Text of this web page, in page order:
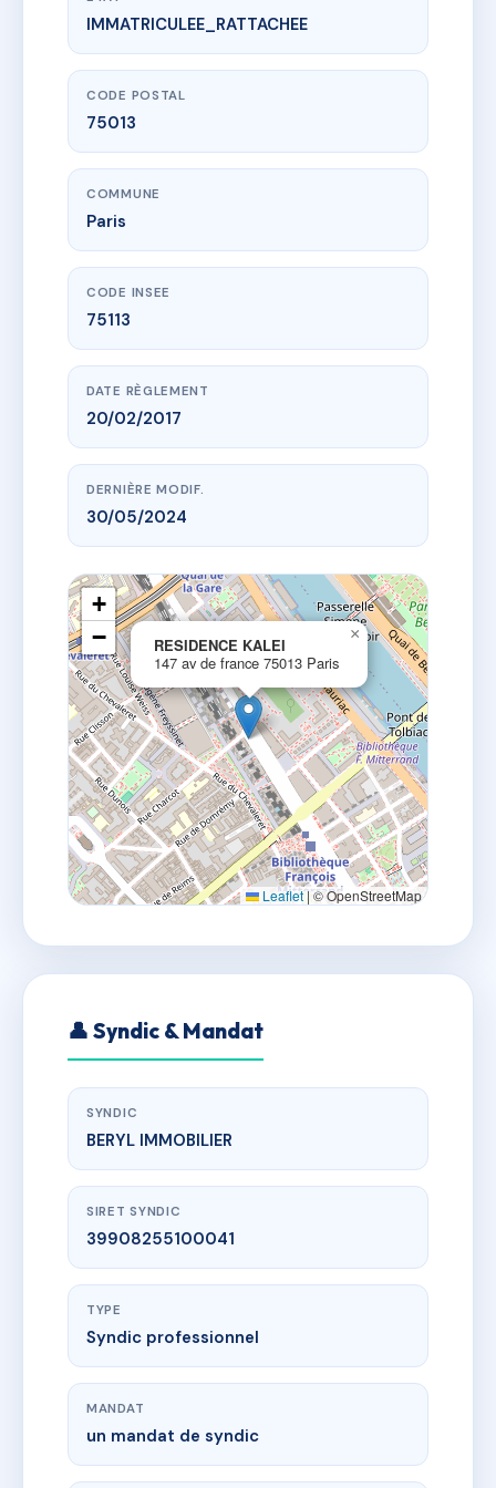
www.vme.plus/AG7938103
RESIDENCE KALEI
147 av de france
IMMATRICULEE_RATTACHEE
CODE POSTAL
75013
COMMUNE
Paris
CODE INSEE
75113
DATE RÈGLEMENT
20/02/2017
DERNIÈRE MODIF.
30/05/2024
RESIDENCE KALEI
147 av de france 75013 Paris
×
+
−
Leaflet|© OpenStreetMap
👤 Syndic & Mandat
SYNDIC
BERYL IMMOBILIER
SIRET SYNDIC
39908255100041
TYPE
Syndic professionnel
MANDAT
un mandat de syndic